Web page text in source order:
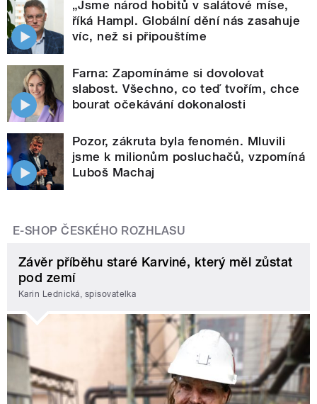
„Jsme národ hobitů v salátové míse,
říká Hampl. Globální dění nás zasahuje
víc, než si připouštíme
Farna: Zapomínáme si dovolovat
slabost. Všechno, co teď tvořím, chce
bourat očekávání dokonalosti
Pozor, zákruta byla fenomén. Mluvili
jsme k milionům posluchačů, vzpomíná
Luboš Machaj
E-SHOP ČESKÉHO ROZHLASU
Závěr příběhu staré Karviné, který měl zůstat
pod zemí
Karin Lednická, spisovatelka